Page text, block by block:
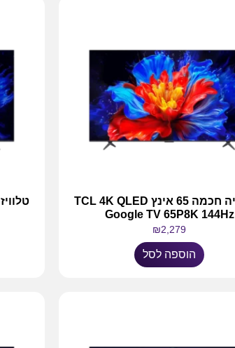
טלוויזיה חכמה 65 אינץ TCL 4K QLED
Google TV 65P8K 144Hz
₪2,279
הוספה לסל